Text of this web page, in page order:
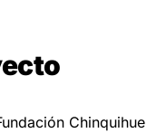
Chinquihue